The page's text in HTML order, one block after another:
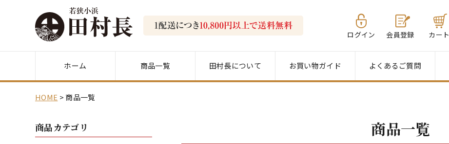
ログイン 会員登録 カート
ホーム 商品一覧 田村長について お買い物ガイド よくあるご質問
HOME 商品一覧
商品カテゴリ
商品一覧